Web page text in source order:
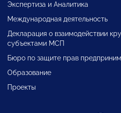
Экспертиза и Аналитика
Международная деятельность
Декларация о взаимодействии
субъектами МСП
Бюро по защите прав
Образование
Проекты